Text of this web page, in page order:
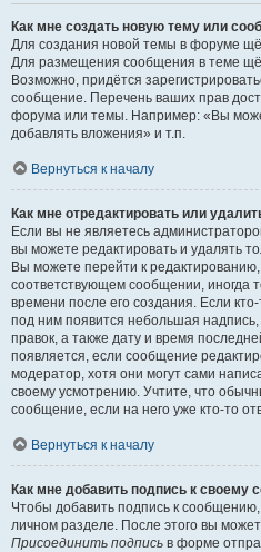
Как мне создать новую тему или
Для создания новой темы в форуме
Для размещения сообщения в теме
Возможно, придётся
сообщение. Перечень ваших прав
форума или темы. Например: «Вы
добавлять вложения» и т.п.
Вернуться к началу
Как мне отредактировать или
Если вы не являетесь
вы можете редактировать и удалять
Вы можете перейти к
соответствующем сообщении, иногда
времени после его создания. Если
под ним появится небольшая надпись,
правок, а также дату и время
появляется, если сообщение
модератор, хотя они могут сами
своему усмотрению. Учтите, что
сообщение, если на него уже кто-то
Вернуться к началу
Как мне добавить подпись к своему
Чтобы добавить подпись к
личном разделе. После этого вы
Присоединить подпись в форме